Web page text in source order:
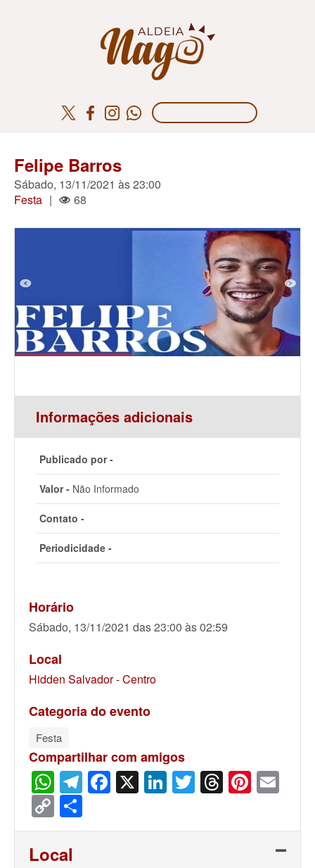
Felipe Barros
Sábado, 13/11/2021 às 23:00
Festa | 68
Informações adicionais
Publicado por -
Valor - Não Informado
Contato -
Periodicidade -
Horário
Sábado, 13/11/2021 das 23:00 às 02:59
Local
Hidden Salvador - Centro
Categoria do evento
Festa
Compartilhar com amigos
WhatsApp
Telegram
Facebook
X LinkedIn
Twitter
Threads
Copy
Link
Local